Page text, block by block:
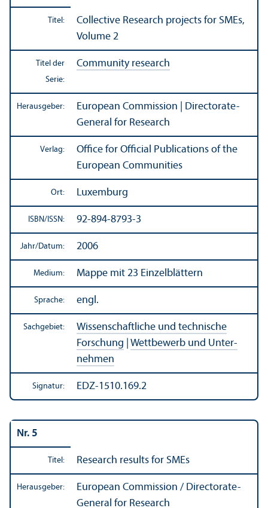
Titel:
Collective Research projects for SMEs,
Volume 2
Titel der
Serie:
Community research
Herausgeber:
European Commission | Directorate-
General for Research
Verlag:
Office for Official Publications of the
European Communities
Ort: Luxemburg
ISBN/ ISSN: 92-894-8793-3
Jahr/Datum: 2006
Medium: Mappe mit 23 Einzelblättern
Sprache: engl.
Sachgebiet:
Wissenschaft­liche und technische
Forschung
Wettbewerb und Unter­
nehmen
Signatur: EDZ-1510.169.2
Nr. 5
Titel: Research results for SMEs
Herausgeber:
European Commission / Directorate-
General for Research